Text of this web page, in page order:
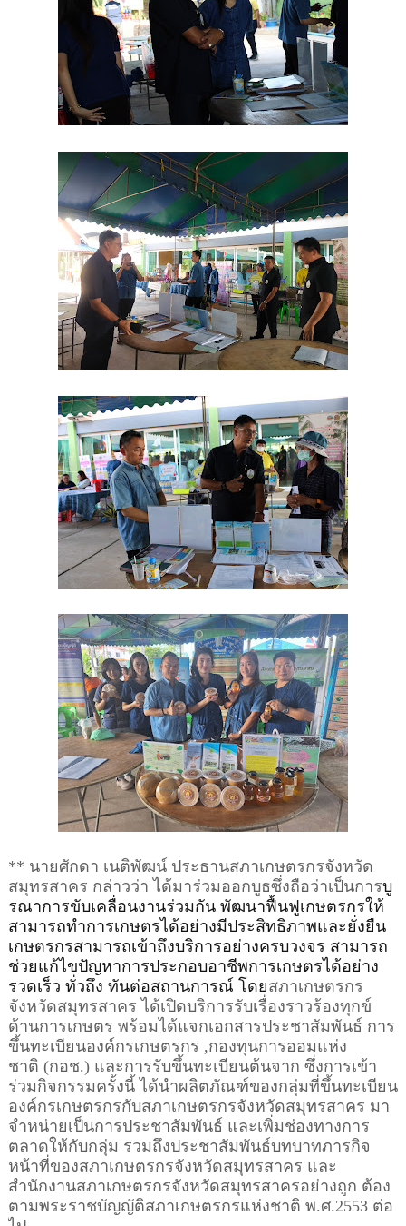
** นายศักดา เนติพัฒน์ ประธานสภาเกษตรกรจังหวัด
สมุทรสาคร กล่าวว่า ได้มาร่วมออกบูธซึ่งถือว่าเป็นการบู
รณาการขับเคลื่อนงานร่วมกัน พัฒนาฟื้นฟูเกษตรกรให้
สามารถทำการเกษตรได้อย่างมีประสิทธิภาพและยั่งยืน
เกษตรกรสามารถเข้าถึงบริการอย่างครบวงจร สามารถ
ช่วยแก้ไขปัญหาการประกอบอาชีพการเกษตรได้อย่าง
รวดเร็ว ทั่วถึง ทันต่อสถานการณ์ โดยสภาเกษตรกร
จังหวัดสมุทรสาคร ได้เปิดบริการรับเรื่องราวร้องทุกข์
ด้านการเกษตร พร้อมได้แจกเอกสารประชาสัมพันธ์ การ
ขึ้นทะเบียนองค์กรเกษตรกร ,กองทุนการออมแห่ง
ชาติ (กอช.) และการรับขึ้นทะเบียนต้นจาก ซึ่งการเข้า
ร่วมกิจกรรมครั้งนี้ ได้นำผลิตภัณฑ์ของกลุ่มที่ขึ้นทะเบียน
องค์กรเกษตรกรกับสภาเกษตรกรจังหวัดสมุทรสาคร มา
จำหน่ายเป็นการประชาสัมพันธ์ และเพิ่มช่องทางการ
ตลาดให้กับกลุ่ม รวมถึงประชาสัมพันธ์บทบาทภารกิจ
หน้าที่ของสภาเกษตรกรจังหวัดสมุทรสาคร และ
สำนักงานสภาเกษตรกรจังหวัดสมุทรสาครอย่างถูก ต้อง
ตามพระราชบัญญัติสภาเกษตรกรแห่งชาติ พ.ศ.2553 ต่อ